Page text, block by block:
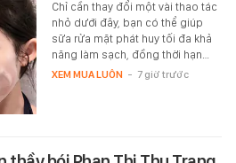
Chỉ cần thay đổi một vài thao tác
nhỏ dưới đây, bạn có thể giúp
sữa rửa mặt phát huy tối đa khả
năng làm sạch, đồng thời hạn…
XEM MUA LUÔN - 7 giờ trước